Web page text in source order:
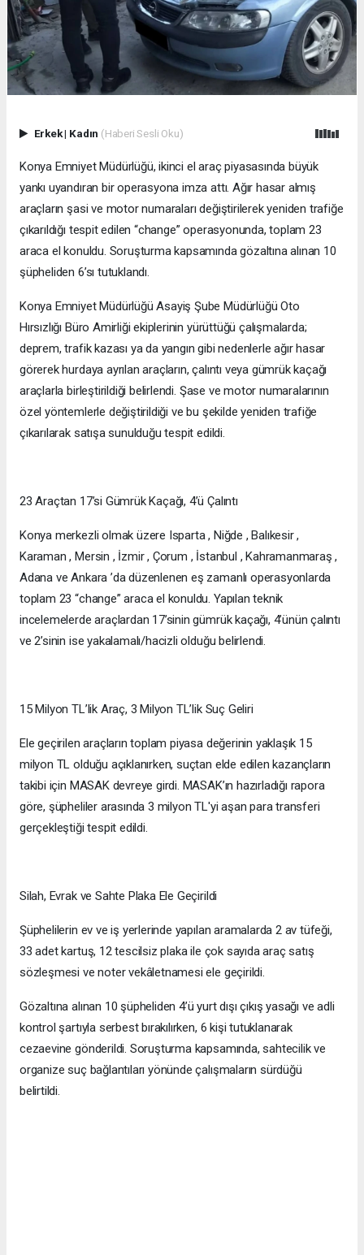
Erkek| Kadın (Haberi Sesli Oku)
Konya Emniyet Müdürlüğü, ikinci el araç piyasasında büyük
yankı uyandıran bir operasyona imza attı. Ağır hasar almış
araçların şasi ve motor numaraları değiştirilerek yeniden trafiğe
çıkarıldığı tespit edilen “change” operasyonunda, toplam 23
araca el konuldu. Soruşturma kapsamında gözaltına alınan 10
şüpheliden 6’sı tutuklandı.
Konya Emniyet Müdürlüğü Asayiş Şube Müdürlüğü Oto
Hırsızlığı Büro Amirliği ekiplerinin yürüttüğü çalışmalarda;
deprem, trafik kazası ya da yangın gibi nedenlerle ağır hasar
görerek hurdaya ayrılan araçların, çalıntı veya gümrük kaçağı
araçlarla birleştirildiği belirlendi. Şase ve motor numaralarının
özel yöntemlerle değiştirildiği ve bu şekilde yeniden trafiğe
çıkarılarak satışa sunulduğu tespit edildi.
23 Araçtan 17’si Gümrük Kaçağı, 4’ü Çalıntı
Konya merkezli olmak üzere Isparta , Niğde , Balıkesir ,
Karaman , Mersin , İzmir , Çorum , İstanbul , Kahramanmaraş ,
Adana ve Ankara ’da düzenlenen eş zamanlı operasyonlarda
toplam 23 “change” araca el konuldu. Yapılan teknik
incelemelerde araçlardan 17’sinin gümrük kaçağı, 4’ünün çalıntı
ve 2’sinin ise yakalamalı/hacizli olduğu belirlendi.
15 Milyon TL’lik Araç, 3 Milyon TL’lik Suç Geliri
Ele geçirilen araçların toplam piyasa değerinin yaklaşık 15
milyon TL olduğu açıklanırken, suçtan elde edilen kazançların
takibi için MASAK devreye girdi. MASAK’ın hazırladığı rapora
göre, şüpheliler arasında 3 milyon TL'yi aşan para transferi
gerçekleştiği tespit edildi.
Silah, Evrak ve Sahte Plaka Ele Geçirildi
Şüphelilerin ev ve iş yerlerinde yapılan aramalarda 2 av tüfeği,
33 adet kartuş, 12 tescilsiz plaka ile çok sayıda araç satış
sözleşmesi ve noter vekâletnamesi ele geçirildi.
Gözaltına alınan 10 şüpheliden 4’ü yurt dışı çıkış yasağı ve adli
kontrol şartıyla serbest bırakılırken, 6 kişi tutuklanarak
cezaevine gönderildi. Soruşturma kapsamında, sahtecilik ve
organize suç bağlantıları yönünde çalışmaların sürdüğü
belirtildi.